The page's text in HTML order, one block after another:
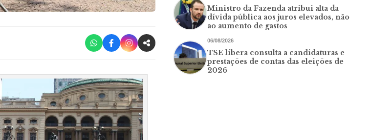
Ministro da Fazenda atribui alta da
dívida pública aos juros elevados, não
ao aumento de gastos
06/08/2026
TSE libera consulta a candidaturas e
prestações de contas das eleições de
2026